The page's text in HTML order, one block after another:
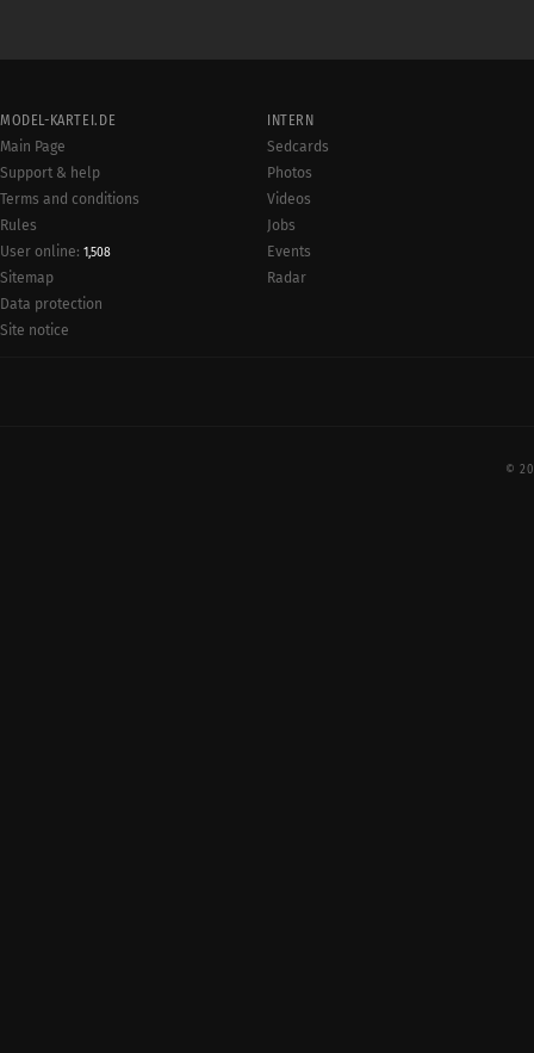
MODEL-KARTEI.DE
Main Page
Support & help
Terms and conditions
Rules
User online: 1,508
Sitemap
Data protection
Site notice
INTERN
Sedcards
Photos
Videos
Jobs
Events
Radar
©